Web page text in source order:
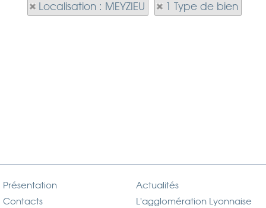
Localisation : MEYZIEU 1 Type de bien
Présentation
Contacts
Actualités
L'agglomération Lyonnaise